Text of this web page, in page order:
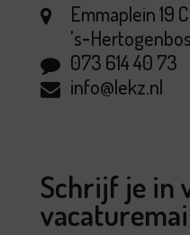
Emmaplein 19 C
073 614 40 73
info@lekz.nl
Schrijf je in